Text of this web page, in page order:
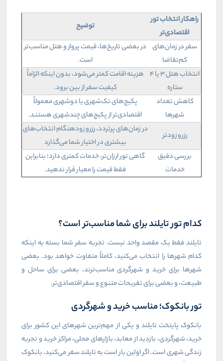
راهکار انتخاب تور
اقتصادی‌تر
توضیح
سفر در زمان‌های
کم‌تقاضا
در بعضی تاریخ‌ها، قیمت پرواز و هتل مناسب‌تر
است.
انتخاب هتل ۳ یا ۴
ستاره
هزینه اقامت کمتر می‌شود، بدون اینکه الزاماً
کیفیت سفر از بین برود.
کاهش تعداد
شهرها
پکیج‌های تک‌شهری یا دوشهری معمولاً
اقتصادی‌تر از پکیج‌های چندشهری هستند.
رزرو زودتر
در زمان‌های پرتردد، رزرو زودهنگام انتخاب‌های
بیشتری در اختیار شما می‌گذارد
بررسی دقیق
خدمات
گاهی تور ارزان‌تر، خدمات کمتری دارد؛ بنابراین
فقط قیمت را معیار قرار ندهید.
کدام تور تایلند برای شما مناسب‌تر است؟
تایلند فقط یک مقصد واحد نیست. تجربه سفر شما بسته به اینکه
کدام شهرها را انتخاب می‌کنید، کاملاً متفاوت خواهد بود. بعضی
شهرها برای خرید و شهرگردی مناسب‌ترند، بعضی برای ساحل و
طبیعت، و بعضی برای تفریحات متنوع و سفر اقتصادی‌تر.
تور بانکوک؛ مناسب خرید و شهرگردی
بانکوک پایتخت تایلند و یکی از مهم‌ترین شهرهای این کشور برای
خرید، شهرگردی، بازدید از معابد، بازارهای محلی، مراکز خرید و تجربه
زندگی شهری است. اگر اولین بار است به تایلند سفر می‌کنید، بانکوک